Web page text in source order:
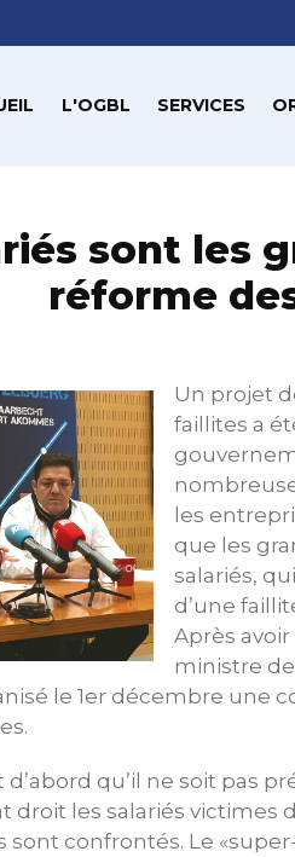
L'OGBL SERVICES
sont les
réforme
Un projet
faillites a
les
que les
salariés,
d’une
Après
ministre
le 1er décembre une
d’abord qu’il ne soit pas
droit les salariés victimes
sont confrontés. Le